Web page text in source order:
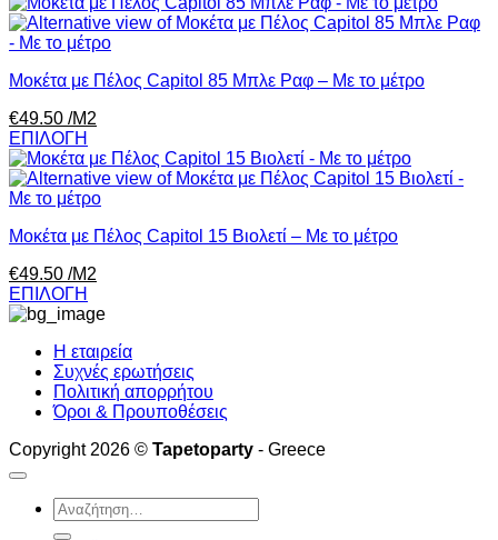
Μοκέτα με Πέλος Capitol 85 Μπλε Ραφ – Με το μέτρο
€49.50 /Μ2
ΕΠΙΛΟΓΗ
Μοκέτα με Πέλος Capitol 15 Βιολετί – Με το μέτρο
€49.50 /Μ2
ΕΠΙΛΟΓΗ
Η εταιρεία
Συχνές ερωτήσεις
Πολιτική απορρήτου
Όροι & Προυποθέσεις
Copyright 2026 © Tapetoparty - Greece
Αναζήτηση
για: